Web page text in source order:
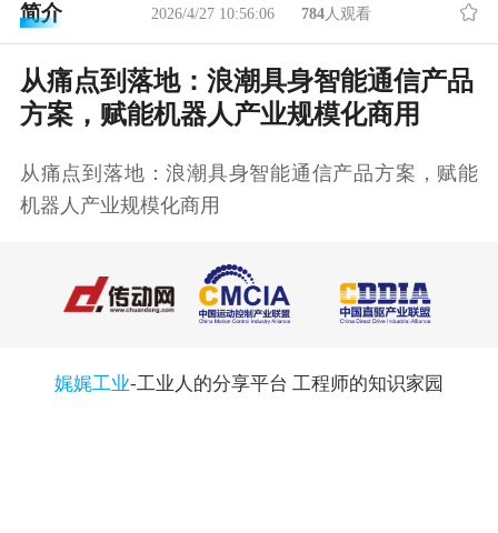
简介 2026/4/27 10:56:06 784人观看
从痛点到落地：浪潮具身智能通信产品
方案，赋能机器人产业规模化商用
从痛点到落地：浪潮具身智能通信产品方案，赋能
机器人产业规模化商用
娓娓工业-工业人的分享平台 工程师的知识家园